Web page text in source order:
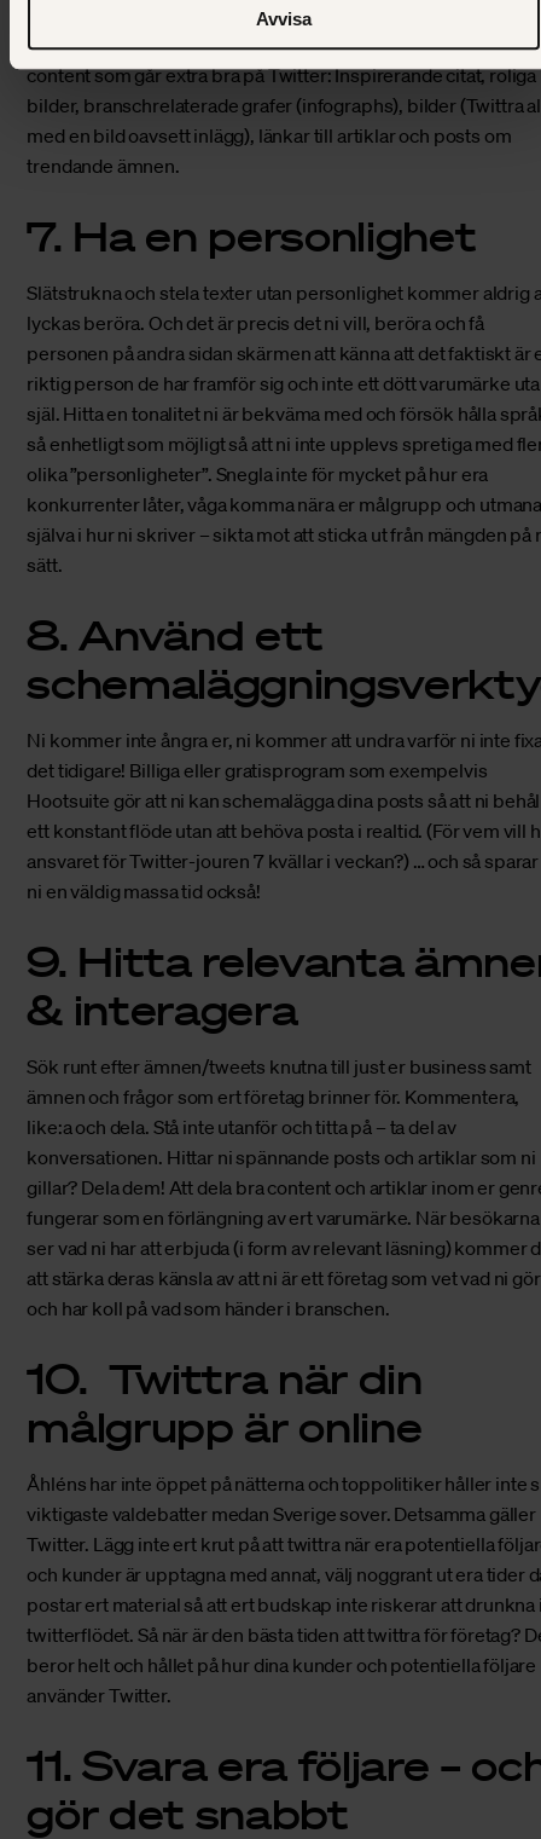
Avvisa
Twittra med andra ord inte bara för sakens skull – Twittra med
kvalité. Det finns också en del enklare tips om vad för slags
content som går extra bra på Twitter: Inspirerande citat, roliga
bilder, branschrelaterade grafer (infographs), bilder (Twittra
med en bild oavsett inlägg), länkar till artiklar och posts om
trendande ämnen.
7. Ha en personlighet
Slätstrukna och stela texter utan personlighet kommer aldrig
lyckas beröra. Och det är precis det ni vill, beröra och få
personen på andra sidan skärmen att känna att det faktiskt är
riktig person de har framför sig och inte ett dött varumärke
själ. Hitta en tonalitet ni är bekväma med och försök hålla
så enhetligt som möjligt så att ni inte upplevs spretiga med
olika ”personligheter”. Snegla inte för mycket på hur era
konkurrenter låter, våga komma nära er målgrupp och
själva i hur ni skriver – sikta mot att sticka ut från mängden på
sätt.
8. Använd ett
Ni kommer inte ångra er, ni kommer att undra varför ni inte
det tidigare! Billiga eller gratisprogram som exempelvis
Hootsuite gör att ni kan schemalägga dina posts så att ni
ett konstant flöde utan att behöva posta i realtid. (För vem vill
ansvaret för Twitter-jouren 7 kvällar i veckan?) … och så sparar
ni en väldig massa tid också!
9. Hitta relevanta
& interagera
Sök runt efter ämnen/tweets knutna till just er business samt
ämnen och frågor som ert företag brinner för. Kommentera,
like:a och dela. Stå inte utanför och titta på – ta del av
konversationen. Hittar ni spännande posts och artiklar som ni
gillar? Dela dem! Att dela bra content och artiklar inom er
fungerar som en förlängning av ert varumärke. När besökarna
ser vad ni har att erbjuda (i form av relevant läsning) kommer
att stärka deras känsla av att ni är ett företag som vet vad ni gör
och har koll på vad som händer i branschen.
10. Twittra när din
målgrupp är online
Åhléns har inte öppet på nätterna och toppolitiker håller inte
viktigaste valdebatter medan Sverige sover. Detsamma gäller
Twitter. Lägg inte ert krut på att twittra när era potentiella
och kunder är upptagna med annat, välj noggrant ut era tider
postar ert material så att ert budskap inte riskerar att drunkna
twitterflödet. Så när är den bästa tiden att twittra för företag?
beror helt och hållet på hur dina kunder och potentiella följare
använder Twitter.
11. Svara era följare –
gör det snabbt